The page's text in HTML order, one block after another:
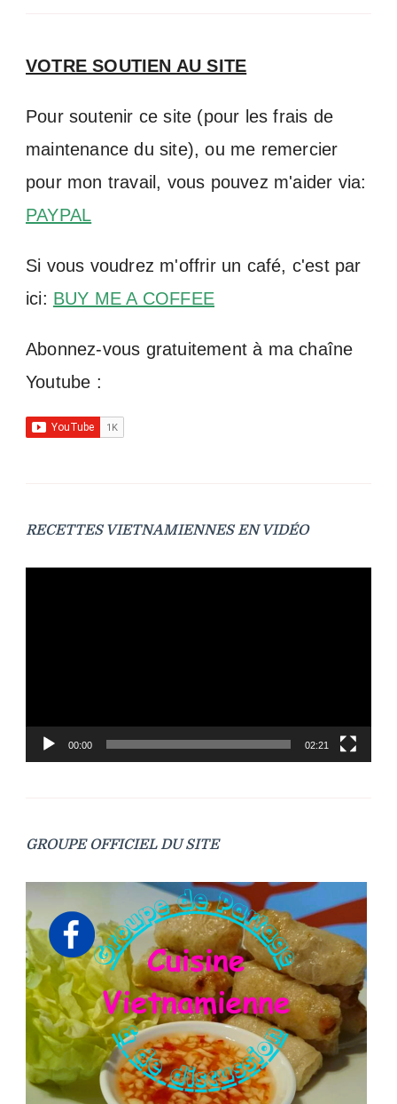
VOTRE SOUTIEN AU SITE
Pour soutenir ce site (pour les frais de
maintenance du site), ou me remercier
pour mon travail, vous pouvez m'aider via:
PAYPAL
Si vous voudrez m'offrir un café, c'est par
ici: BUY ME A COFFEE
Abonnez-vous gratuitement à ma chaîne
Youtube :
RECETTES VIETNAMIENNES EN VIDÉO
00:00 02:21
GROUPE OFFICIEL DU SITE